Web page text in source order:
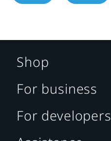
Shop
For business
For developers